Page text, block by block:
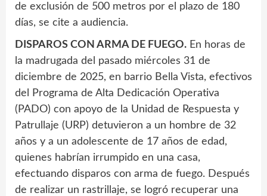
de exclusión de 500 metros por el plazo de 180
días, se cite a audiencia.
DISPAROS CON ARMA DE FUEGO. En horas de
la madrugada del pasado miércoles 31 de
diciembre de 2025, en barrio Bella Vista, efectivos
del Programa de Alta Dedicación Operativa
(PADO) con apoyo de la Unidad de Respuesta y
Patrullaje (URP) detuvieron a un hombre de 32
años y a un adolescente de 17 años de edad,
quienes habrían irrumpido en una casa,
efectuando disparos con arma de fuego. Después
de realizar un rastrillaje, se logró recuperar una